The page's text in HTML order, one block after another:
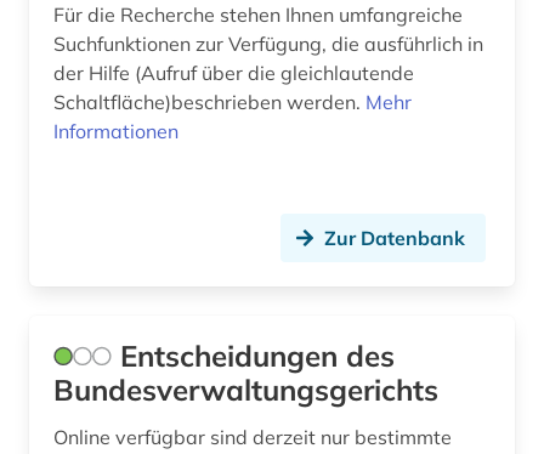
and criticism (1)
angestellter (1)
anorganik (1)
Nordamerika (2)
Nordrhein-Westfalen (11)
Norwegen (3)
Polen (27)
Für die Recherche stehen Ihnen umfangreiche
Suchfunktionen zur Verfügung, die ausführlich in
der Hilfe (Aufruf über die gleichlautende
Schaltfläche)beschrieben werden. Mehr
Informationen
Zur Datenbank
Entscheidungen des
Bundesverwaltungsgerichts
Online verfügbar sind derzeit nur bestimmte